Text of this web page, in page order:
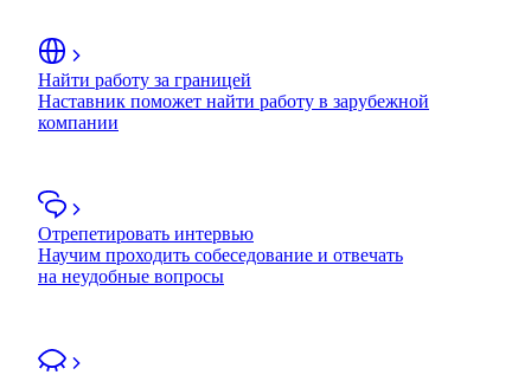
Найти работу за границей
Наставник поможет найти работу в зарубежной
компании
Отрепетировать интервью
Научим проходить собеседование и отвечать
на неудобные вопросы